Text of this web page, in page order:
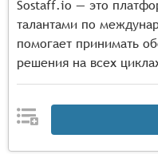
Sostaff.io — это
талантами по
помогает принимать
решения на всех